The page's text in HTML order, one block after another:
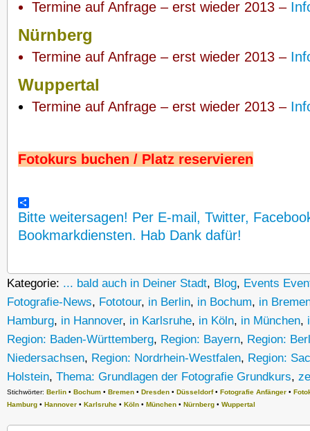
Termine auf Anfrage – erst wieder 2013 –
Nürnberg
Termine auf Anfrage – erst wieder 2013 –
Wuppertal
Termine auf Anfrage – erst wieder 2013 –
Fotokurs buchen / Platz reservieren
Bitte weitersagen! Per E-mail, Twitter,
Bookmarkdiensten. Hab Dank dafür!
Kategorie: ... bald auch in Deiner Stadt, Blog, Events
Fotografie-News, Fototour, in Berlin, in Bochum, in
Hamburg, in Hannover, in Karlsruhe, in Köln, in München,
Region: Baden-Württemberg, Region: Bayern, Region:
Niedersachsen, Region: Nordrhein-Westfalen, Region:
Holstein, Thema: Grundlagen der Fotografie Grundkurs,
Stichwörter: Berlin • Bochum • Bremen • Dresden • Düsseldorf• Fotografie Anfänger •
Hamburg • Hannover • Karlsruhe • Köln • München • Nürnberg • Wuppertal